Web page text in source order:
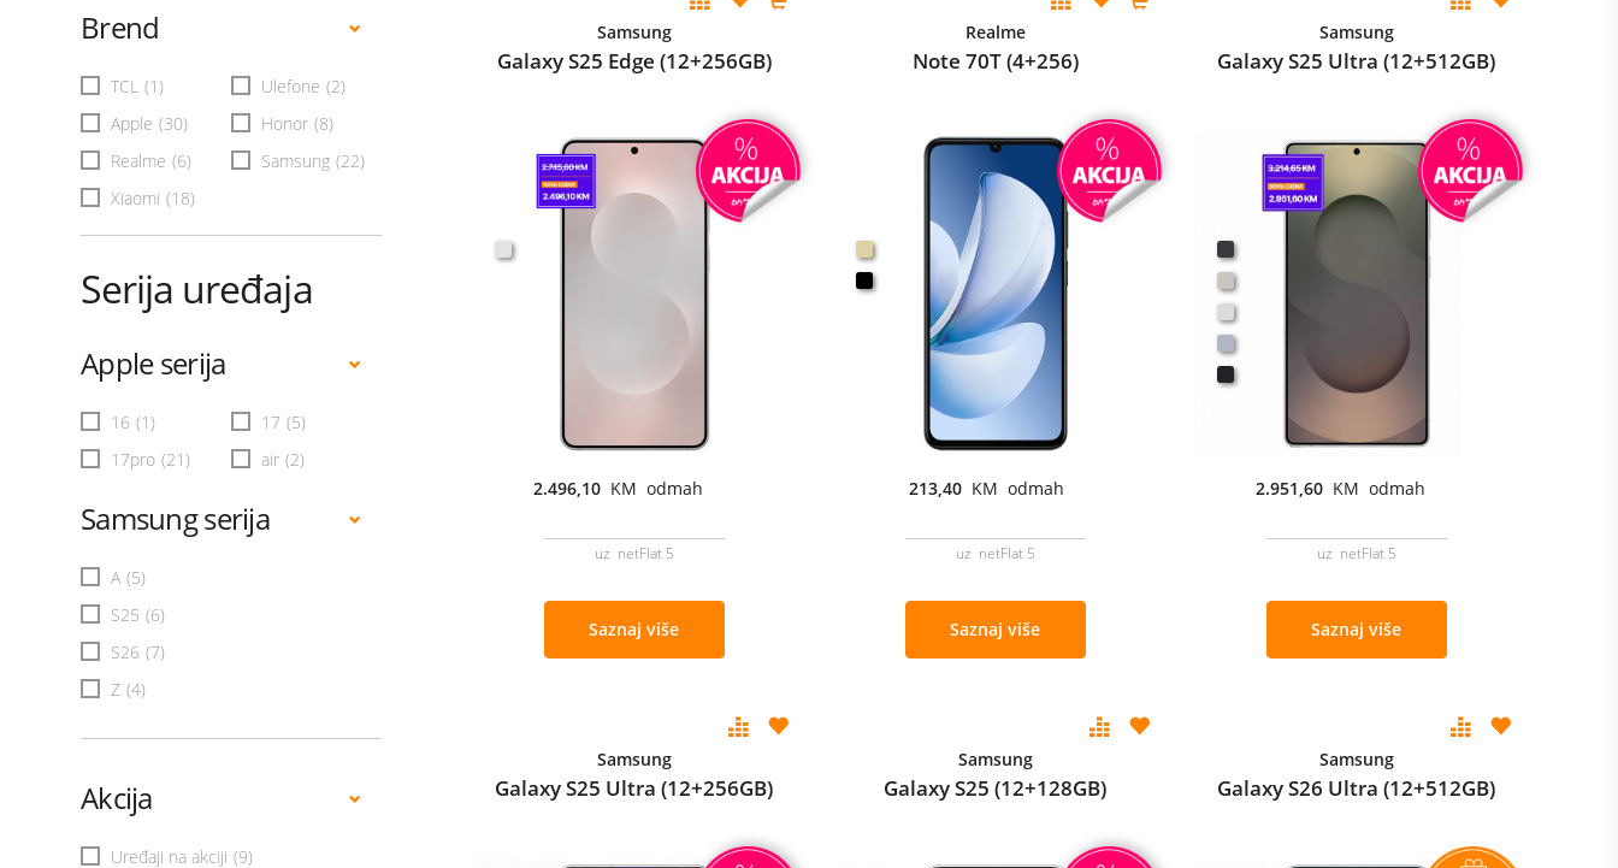
Brend
TCL (1) Ulefone (2)
Apple (30) Honor (8)
Realme (6) Samsung (22)
Xiaomi (18)
Serija uređaja
Apple serija
16 (1) 17 (5)
17pro (21) air (2)
Samsung serija
A (5)
S25 (6)
S26 (7)
Z (4)
Akcija
Uređaji na akciji (9)
Samsung
Galaxy S25 Edge (12+256GB)
2.496,10 KM odmah
uz netFlat 5
Saznaj više
Realme
Note 70T (4+256)
213,40 KM odmah
uz netFlat 5
Saznaj više
Samsung
Galaxy S25 Ultra (12+512GB)
2.951,60 KM odmah
uz netFlat 5
Saznaj više
Samsung
Galaxy S25 Ultra (12+256GB)
Samsung
Galaxy S25 (12+128GB)
Samsung
Galaxy S26 Ultra (12+512GB)